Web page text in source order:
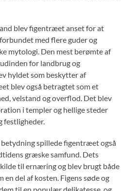
blev figentræet anset for at
med flere guder og
mytologi. Den mest berømte af
for landbrug og
hyldet som beskytter af
blev også betragtet som et
velstand og overflod. Det blev
i templer og hellige steder
festligheder.
spillede figentræet også
græske samfund. Dets
til ernæring og blev brugt både
en del af kosten. Figens søde og
til en populær delikatesse, og